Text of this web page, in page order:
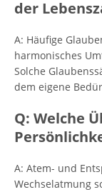
der
A: Häufige
harmonisches
Solche
dem eigene
Q: Welche
A: Atem- und
Wechselatmung